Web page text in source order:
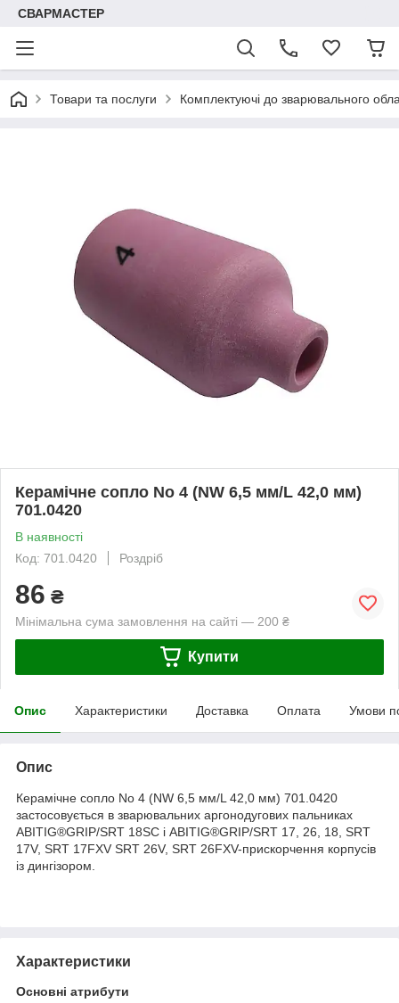
СВАРМАСТЕР
Товари та послуги Комплектуючі до зварювального
Керамічне сопло No 4 (NW 6,5 мм/L 42,0 мм)
701.0420
В наявності
Код: 701.0420
Роздріб
86 ₴
Мінімальна сума замовлення на сайті — 200 ₴
Купити
Опис Характеристики Доставка Оплата Умови
Опис
Керамічне сопло No 4 (NW 6,5 мм/L 42,0 мм) 701.0420
застосовується в зварювальних аргонодугових пальниках
ABITIG®GRIP/SRT 18SC і ABITIG®GRIP/SRT 17, 26, 18, SRT
17V, SRT 17FXV SRT 26V, SRT 26FXV-прискорчення корпусів
із дингізором.
Характеристики
Основні атрибути